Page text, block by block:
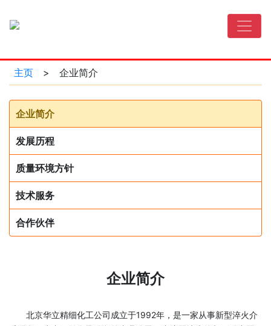
主页 > 企业简介
企业简介
发展历程
质量环境方针
技术服务
合作伙伴
企业简介
北京华立精细化工公司成立于1992年，是一家从事新型淬火介